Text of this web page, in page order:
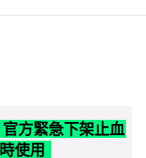
方緊急下架止血
使用